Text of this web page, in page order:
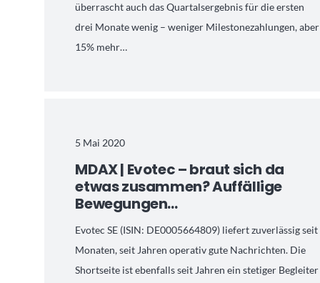
überrascht auch das Quartalsergebnis für die ersten
drei Monate wenig – weniger Milestonezahlungen, aber
15% mehr…
5 Mai 2020
MDAX | Evotec – braut sich da
etwas zusammen? Auffällige
Bewegungen…
Evotec SE (ISIN: DE0005664809) liefert zuverlässig seit
Monaten, seit Jahren operativ gute Nachrichten. Die
Shortseite ist ebenfalls seit Jahren ein stetiger Begleiter